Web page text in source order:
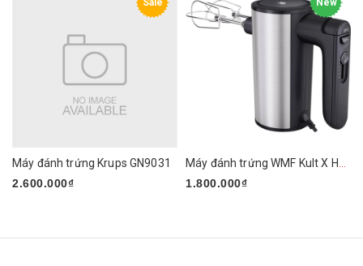
Sale
Máy đánh trứng Krups GN9031
2.600.000₫
New
1.800.000₫